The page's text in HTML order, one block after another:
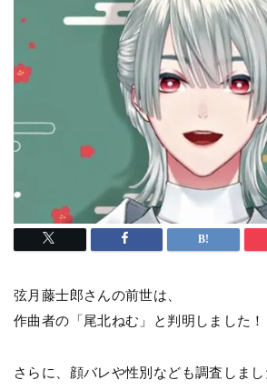
弦月藤士郎さんの前世は、
作曲者の「尾北ねむ」と判明しました！
さらに、顔バレや性別なども調査しまし